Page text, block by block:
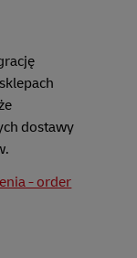
dostawy
- order